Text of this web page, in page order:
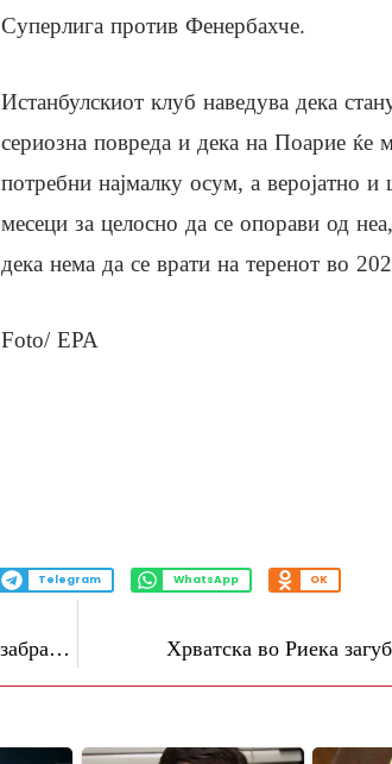
Суперлига против Фенербахче.
Истанбулскиот клуб наведува дека
сериозна повреда и дека на Поарие ќе
потребни најмалку осум, а веројатно и
месеци за целосно да се опорави од
дека нема да се врати на теренот во
Foto/ EPA
Telegram WhatsApp OK
На швајцарски репрезентативец му е забранет влез во САД Хрватска во Риека